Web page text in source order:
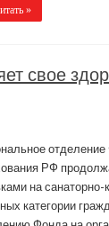
»
свое
РФ
на санаторно-
категории